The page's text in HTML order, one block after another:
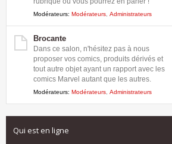
Modérateurs: Modérateurs Administrateurs
Brocante
Dans ce salon, n'hésitez pas à nous
proposer vos comics, produits dérivés et
tout autre objet ayant un rapport avec les
comics Marvel autant que les autres.
Modérateurs: Modérateurs Administrateurs
Qui est en ligne